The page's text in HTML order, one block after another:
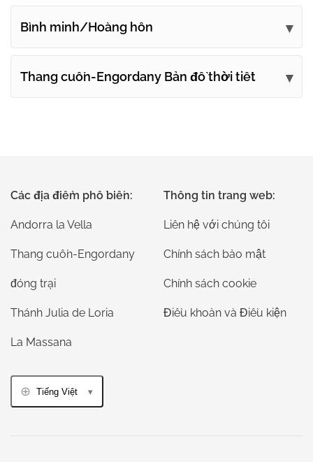
Bình minh/Hoàng hôn
Thang cuốn-Engordany Bản đồ thời tiết
Các địa điểm phổ biến:
Andorra la Vella
Thang cuốn-Engordany
đóng trại
Thánh Julia de Loria
La Massana
Thông tin trang web:
Liên hệ với chúng tôi
Chính sách bảo mật
Chính sách cookie
Điều khoản và Điều kiện
Tiếng Việt